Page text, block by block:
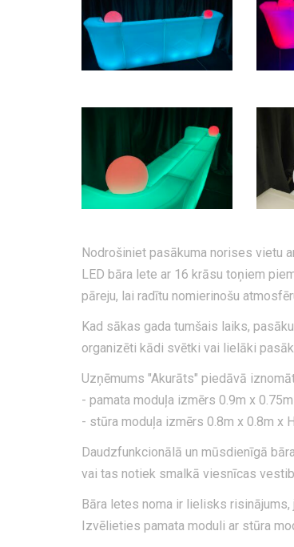
Nodrošiniet pasākuma norises vietu
LED bāra lete ar 16 krāsu toņiem
pāreju, lai radītu nomierinošu
Kad sākas gada tumšais laiks,
organizēti kādi svētki vai lielāki
Uzņēmums "Akurāts" piedāvā
- pamata moduļa izmērs 0.9m x
- stūra moduļa izmērs 0.8m x 0.8m x
Daudzfunkcionālā un mūsdienīgā
vai tas notiek smalkā viesnīcas
Bāra letes noma ir lielisks
Izvēlieties pamata moduli ar stūra